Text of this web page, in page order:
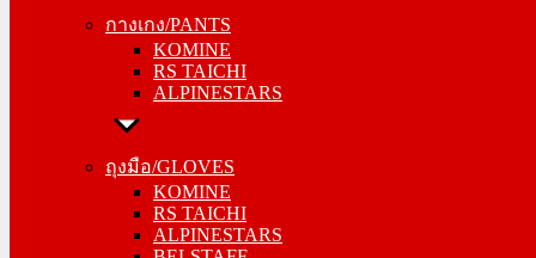
กางเกง/PANTS
KOMINE
RS TAICHI
ALPINESTARS
ถุงมือ/GLOVES
KOMINE
RS TAICHI
ALPINESTARS
RS TAICHI
ALPINESTARS
ถุงมือ/GLOVES
RS TAICHI
ALPINESTARS
BELSTAFF